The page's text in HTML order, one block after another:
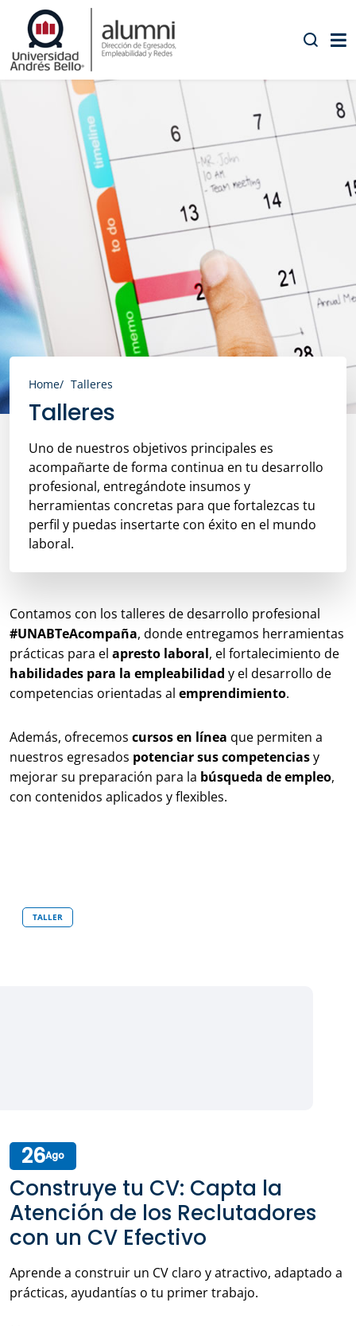
Home Talleres
Talleres
Uno de nuestros objetivos principales es
acompañarte de forma continua en tu desarrollo
profesional, entregándote insumos y
herramientas concretas para que fortalezcas tu
perfil y puedas insertarte con éxito en el mundo
laboral.
Contamos con los talleres de desarrollo profesional
#UNABTeAcompaña, donde entregamos herramientas
prácticas para el apresto laboral, el fortalecimiento de
habilidades para la empleabilidad y el desarrollo de
competencias orientadas al emprendimiento.
Además, ofrecemos cursos en línea que permiten a
nuestros egresados potenciar sus competenciasy
mejorar su preparación para la búsqueda de empleo,
con contenidos aplicados y flexibles.
TALLER
26Ago
Construye tu CV: Capta la
Atención de los Reclutadores
con un CV Efectivo
Aprende a construir un CV claro y atractivo, adaptado a
prácticas, ayudantías o tu primer trabajo.